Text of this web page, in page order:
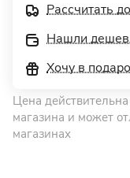
Рассчитать
Нашли
Хочу в
Цена
магазина и может
магазинах